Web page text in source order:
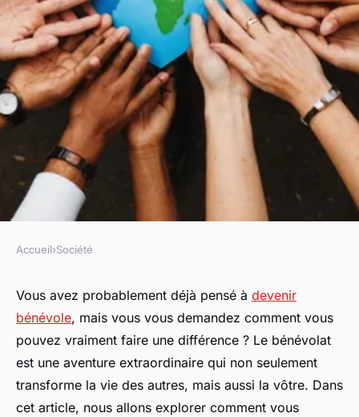
S'engager comme bénévole :
comment transformer des vies
ensemble
sandrine•9 décembre 2024•6 min de lecture
Accueil›Société
Vous avez probablement déjà pensé à devenir
bénévole, mais vous vous demandez comment vous
pouvez vraiment faire une différence ? Le bénévolat
est une aventure extraordinaire qui non seulement
transforme la vie des autres, mais aussi la vôtre. Dans
cet article, nous allons explorer comment vous